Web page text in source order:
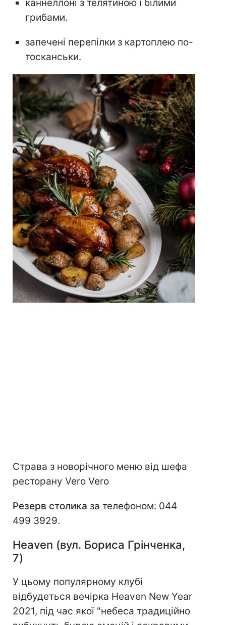
каннеллоні з телятиною і білими
грибами.
запечені перепілки з картоплею по-
тосканськи.
Страва з новорічного меню від шефа
ресторану Vero Vero
Резерв столика за телефоном: 044
499 3929.
Heaven (вул. Бориса Грінченка,
7)
У цьому популярному клубі
відбудеться вечірка Heaven New Year
2021, під час якої "небеса традиційно